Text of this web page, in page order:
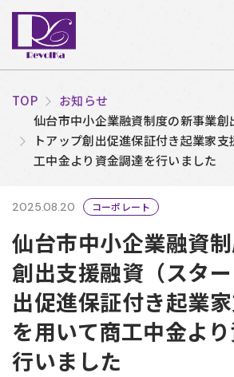
TOP
お知らせ
仙台市中小企業融資制度の新事業創
トアップ創出促進保証付き起業家
工中金より資金調達を行いました
2025.08.20 コーポレート
仙台市中小企業融資
創出支援融資（スタ
出促進保証付き起業家
を用いて商工中金よ
行いました